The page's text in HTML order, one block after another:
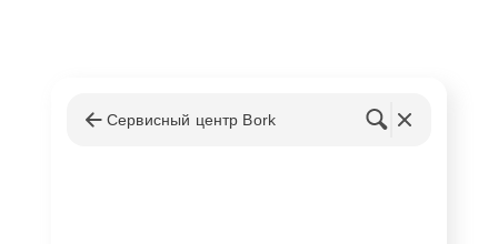
Сервисный центр Bork